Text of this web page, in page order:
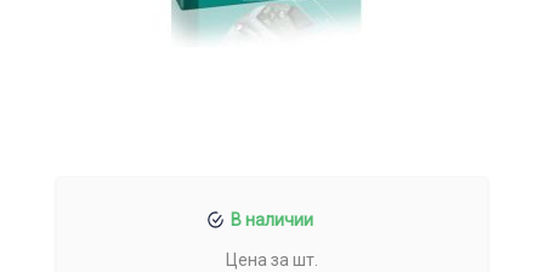
В наличии
Цена за шт.